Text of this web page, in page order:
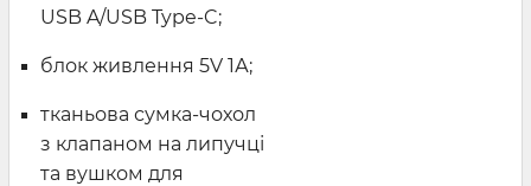
USB A/USB Type-C;
блок живлення 5V 1А;
тканьова сумка-чохол
з клапаном на липучці
та вушком для